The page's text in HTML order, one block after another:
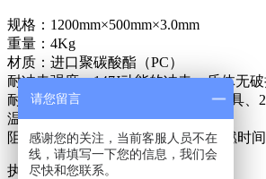
规格：1200mm×500mm×3.0mm
重量：4Kg
材质：进口聚碳酸酯（PC）
耐冲击强度：147J动能的冲击，盾体无
耐穿刺性能：使用标准GA68试验刀具、
温度适应性：-20 ℃ ~ 55 ℃
阻燃性：火焰离开后，被点燃处续燃时
执行标准：《GA422-2003防暴盾牌》
请您留言
感谢您的关注，当前客服人员不在
线，请填写一下您的信息，我们会
尽快和您联系。